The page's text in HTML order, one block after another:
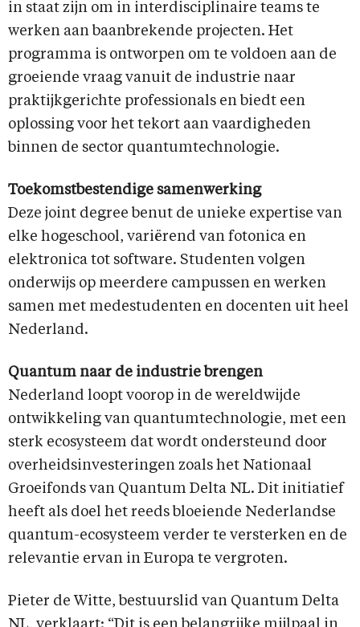
in staat zijn om in interdisciplinaire teams te
werken aan baanbrekende projecten. Het
programma is ontworpen om te voldoen aan de
groeiende vraag vanuit de industrie naar
praktijkgerichte professionals en biedt een
oplossing voor het tekort aan vaardigheden
binnen de sector quantumtechnologie.
Toekomstbestendige samenwerking
Deze joint degree benut de unieke expertise van
elke hogeschool, variërend van fotonica en
elektronica tot software. Studenten volgen
onderwijs op meerdere campussen en werken
samen met medestudenten en docenten uit heel
Nederland.
Quantum naar de industrie brengen
Nederland loopt voorop in de wereldwijde
ontwikkeling van quantumtechnologie, met een
sterk ecosysteem dat wordt ondersteund door
overheidsinvesteringen zoals het Nationaal
Groeifonds van Quantum Delta NL. Dit initiatief
heeft als doel het reeds bloeiende Nederlandse
quantum-ecosysteem verder te versterken en de
relevantie ervan in Europa te vergroten.
Pieter de Witte, bestuurslid van Quantum Delta